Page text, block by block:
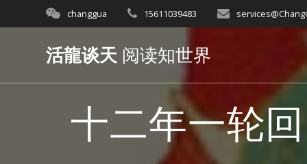
to
changgua 15611039483
活龍谈天阅读知世界
十二年一轮